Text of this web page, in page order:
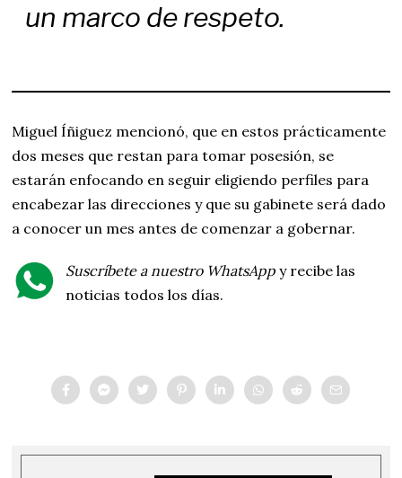
un marco de respeto.
Miguel Íñiguez mencionó, que en estos prácticamente
dos meses que restan para tomar posesión, se
estarán enfocando en seguir eligiendo perfiles para
encabezar las direcciones y que su gabinete será dado
a conocer un mes antes de comenzar a gobernar.
Suscríbete a nuestro WhatsApp y recibe las
noticias todos los días.